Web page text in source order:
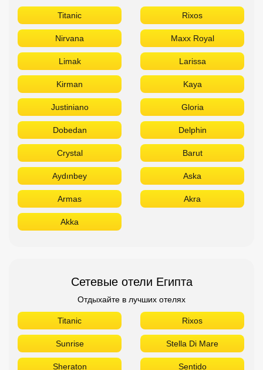
Titanic Rixos
Nirvana Maxx Royal
Limak Larissa
Kirman Kaya
Justiniano Gloria
Dobedan Delphin
Crystal Barut
Aydınbey Aska
Armas Akra
Akka
Сетевые отели Египта
Отдыхайте в лучших отелях
Titanic Rixos
Sunrise Stella Di Mare
Sheraton Sentido